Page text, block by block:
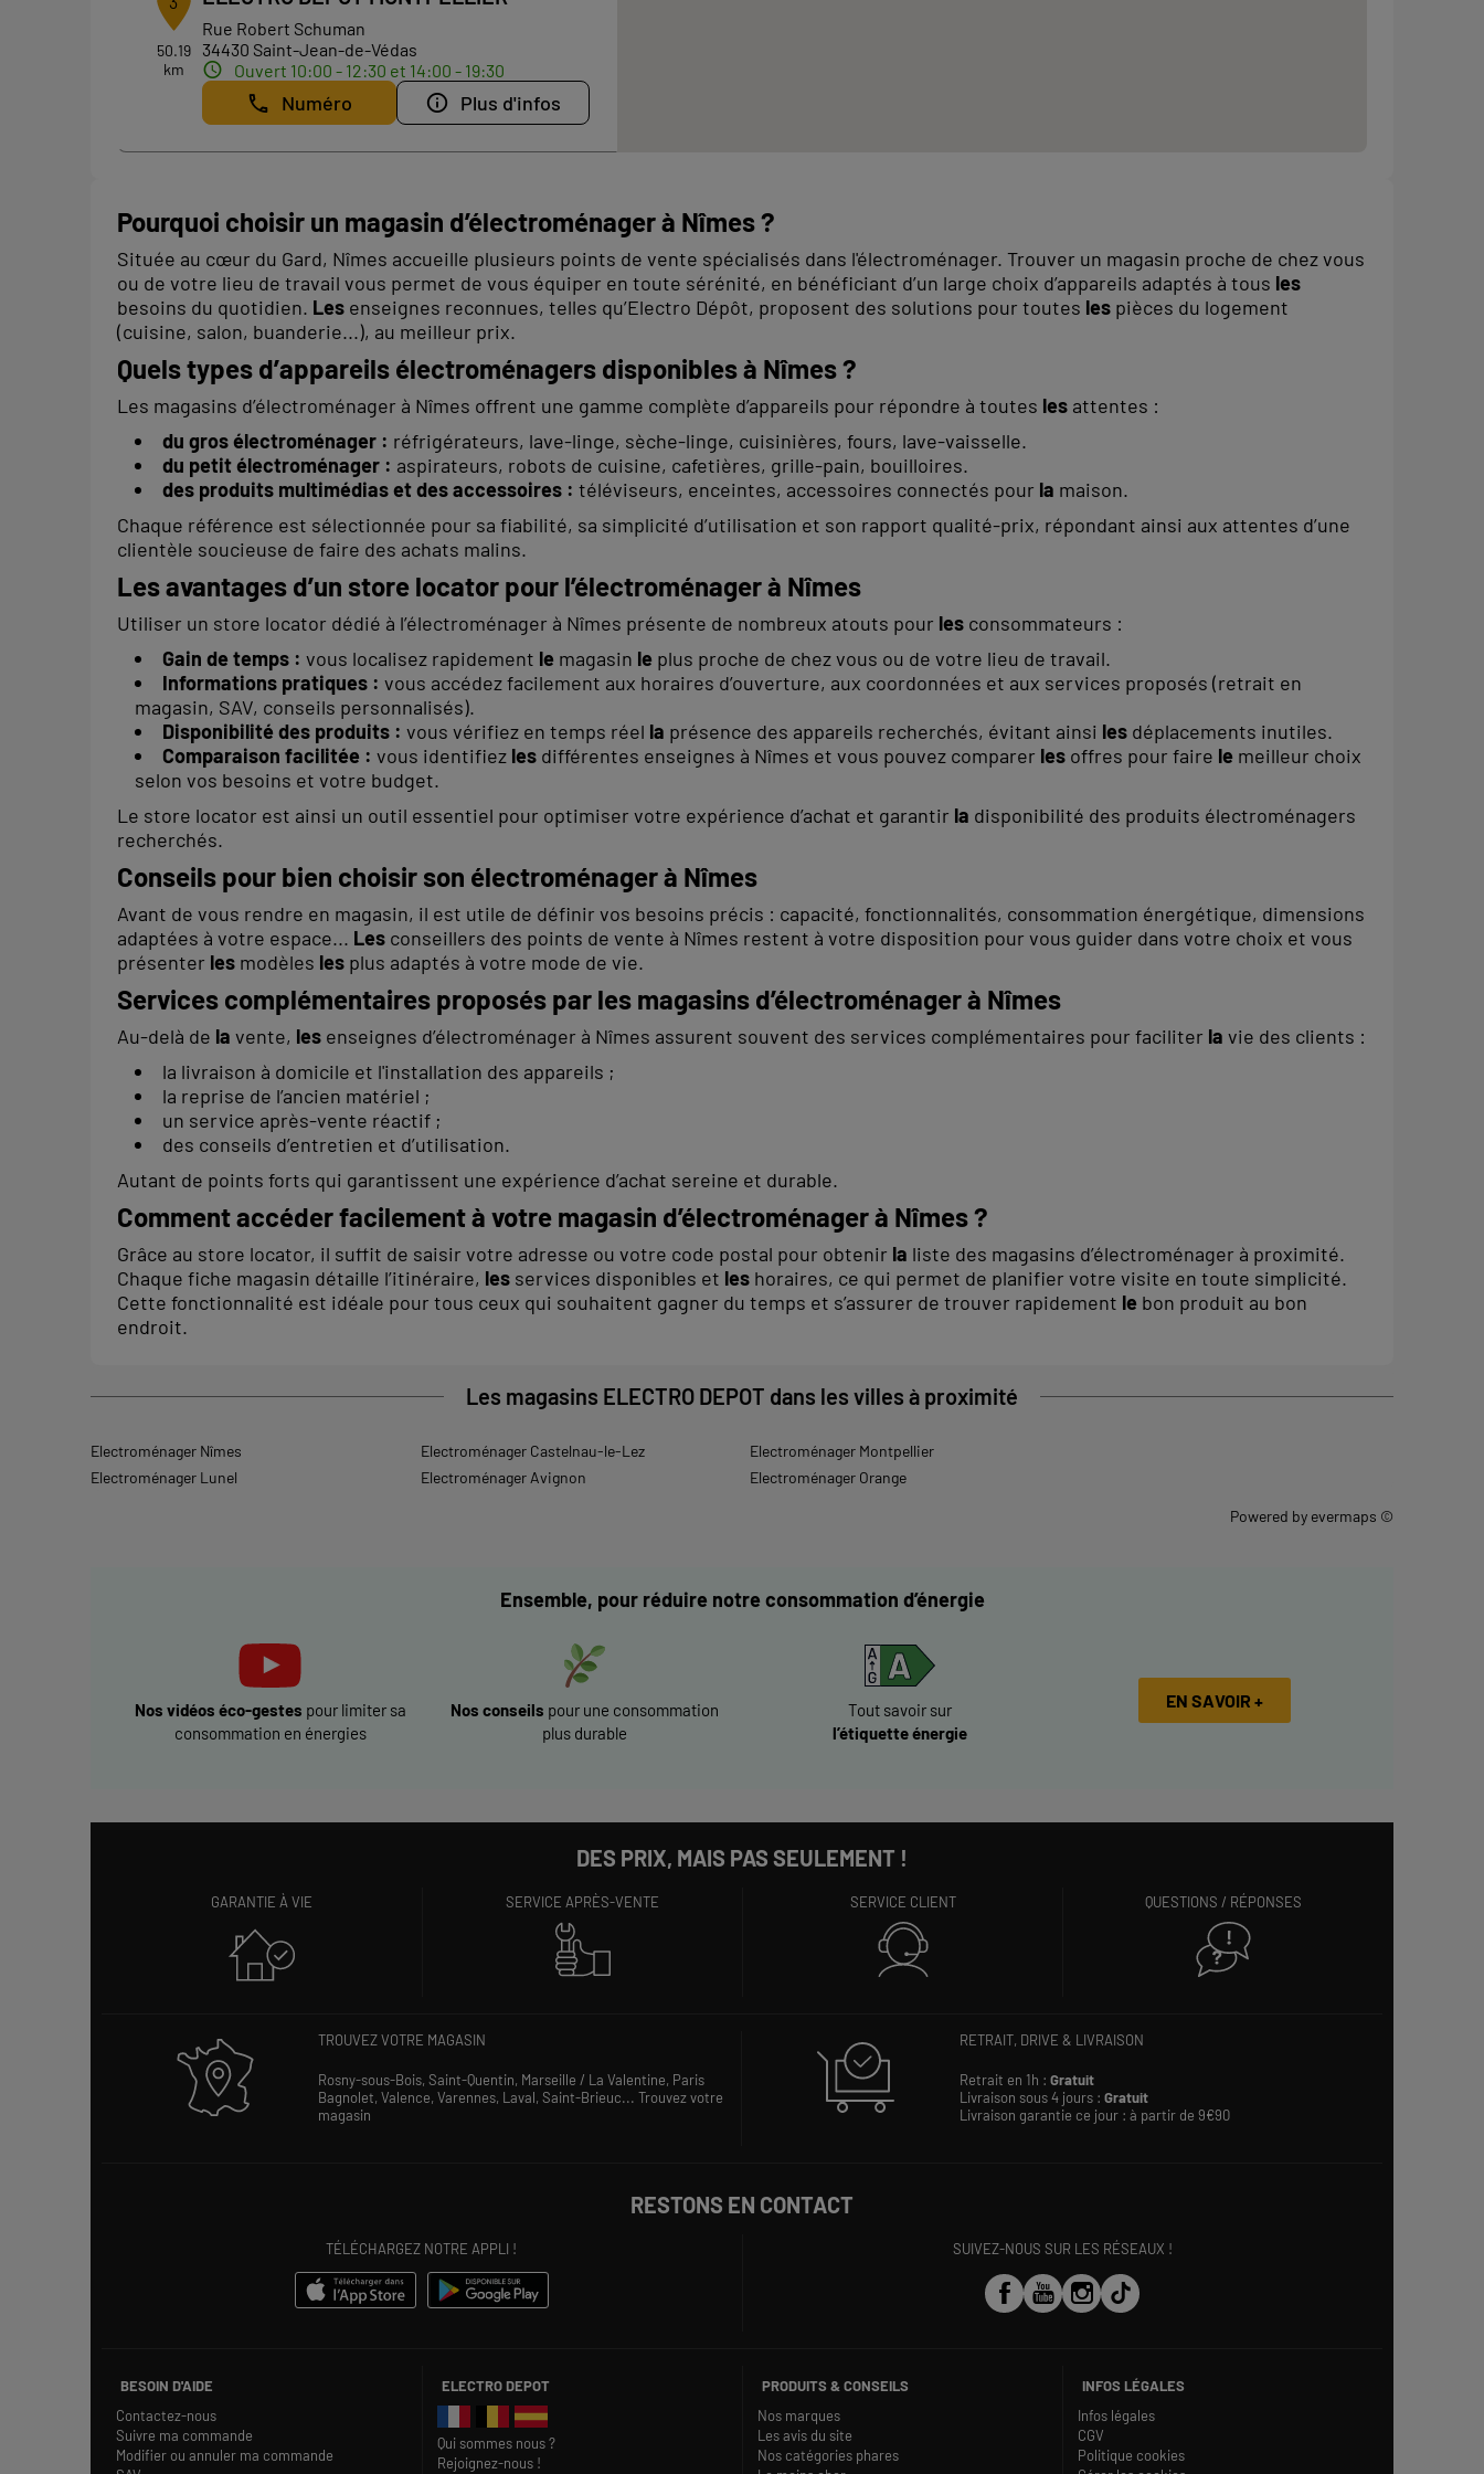
50.19
km
Rue Robert Schuman
34430 Saint-Jean-de-Védas
Ouvert 10:00 - 12:30 et 14:00 - 19:30
Numéro Plus d'infos
Pourquoi choisir un magasin d’électroménager à Nîmes ?
Située au cœur du Gard, Nîmes accueille plusieurs points de vente spécialisés dans l'électroménager. Trouver un magasin proche de chez vous
ou de votre lieu de travail vous permet de vous équiper en toute sérénité, en bénéficiant d’un large choix d’appareils adaptés à tous les
besoins du quotidien. Les enseignes reconnues, telles qu’Electro Dépôt, proposent des solutions pour toutes les pièces du logement
(cuisine, salon, buanderie...), au meilleur prix.
Quels types d’appareils électroménagers disponibles à Nîmes ?
Les magasins d’électroménager à Nîmes offrent une gamme complète d’appareils pour répondre à toutes les attentes :
du gros électroménager : réfrigérateurs, lave-linge, sèche-linge, cuisinières, fours, lave-vaisselle.
du petit électroménager : aspirateurs, robots de cuisine, cafetières, grille-pain, bouilloires.
des produits multimédias et des accessoires : téléviseurs, enceintes, accessoires connectés pour la maison.
Chaque référence est sélectionnée pour sa fiabilité, sa simplicité d’utilisation et son rapport qualité-prix, répondant ainsi aux attentes d’une
clientèle soucieuse de faire des achats malins.
Les avantages d’un store locator pour l’électroménager à Nîmes
Utiliser un store locator dédié à l’électroménager à Nîmes présente de nombreux atouts pour les consommateurs :
Gain de temps : vous localisez rapidement le magasin le plus proche de chez vous ou de votre lieu de travail.
Informations pratiques : vous accédez facilement aux horaires d’ouverture, aux coordonnées et aux services proposés (retrait en
magasin, SAV, conseils personnalisés).
Disponibilité des produits : vous vérifiez en temps réel la présence des appareils recherchés, évitant ainsi les déplacements inutiles.
Comparaison facilitée : vous identifiez les différentes enseignes à Nîmes et vous pouvez comparer les offres pour faire le meilleur choix
selon vos besoins et votre budget.
Le store locator est ainsi un outil essentiel pour optimiser votre expérience d’achat et garantir la disponibilité des produits électroménagers
recherchés.
Conseils pour bien choisir son électroménager à Nîmes
Avant de vous rendre en magasin, il est utile de définir vos besoins précis : capacité, fonctionnalités, consommation énergétique, dimensions
adaptées à votre espace... Les conseillers des points de vente à Nîmes restent à votre disposition pour vous guider dans votre choix et vous
présenter les modèles les plus adaptés à votre mode de vie.
Services complémentaires proposés par les magasins d’électroménager à Nîmes
Au-delà de la vente, les enseignes d’électroménager à Nîmes assurent souvent des services complémentaires pour faciliter la vie des clients :
la livraison à domicile et l'installation des appareils ;
la reprise de l’ancien matériel ;
un service après-vente réactif ;
des conseils d’entretien et d’utilisation.
Autant de points forts qui garantissent une expérience d’achat sereine et durable.
Comment accéder facilement à votre magasin d’électroménager à Nîmes ?
Grâce au store locator, il suffit de saisir votre adresse ou votre code postal pour obtenir la liste des magasins d’électroménager à proximité.
Chaque fiche magasin détaille l’itinéraire, les services disponibles et les horaires, ce qui permet de planifier votre visite en toute simplicité.
Cette fonctionnalité est idéale pour tous ceux qui souhaitent gagner du temps et s’assurer de trouver rapidement le bon produit au bon
endroit.
Les magasins ELECTRO DEPOT dans les villes à proximité
Electroménager Nîmes
Electroménager Lunel
Electroménager Castelnau-le-Lez
Electroménager Avignon
Electroménager Montpellier
Electroménager Orange
Powered by evermaps ©
Ensemble, pour réduire notre consommation d’énergie
Nos vidéos éco-gestes pour limiter sa
consommation en énergies
Nos conseils pour une consommation
plus durable
Tout savoir sur
l’étiquette énergie
EN SAVOIR +
DES PRIX, MAIS PAS SEULEMENT !
GARANTIE À VIE SERVICE APRÈS-VENTE SERVICE CLIENT QUESTIONS / RÉPONSES
TROUVEZ VOTRE MAGASIN
Rosny-sous-Bois,Saint-Quentin, Marseille / La Valentine, Paris
Bagnolet,Valence,Varennes, Laval,Saint-Brieuc...Trouvez votre
magasin
RETRAIT, DRIVE & LIVRAISON
Retrait en 1h : Gratuit
Livraison sous 4 jours : Gratuit
Livraison garantie ce jour : à partir de 9€90
RESTONS EN CONTACT
TÉLÉCHARGEZ NOTRE APPLI ! SUIVEZ-NOUS SUR LES RÉSEAUX !
BESOIN D'AIDE
Contactez-nous
Suivre ma commande
Modifier ou annuler ma commande
ELECTRO DEPOT
Qui sommes nous ?
Rejoignez-nous !
PRODUITS & CONSEILS
Nos marques
Les avis du site
Nos catégories phares
INFOS LÉGALES
Infos légales
CGV
Politique cookies